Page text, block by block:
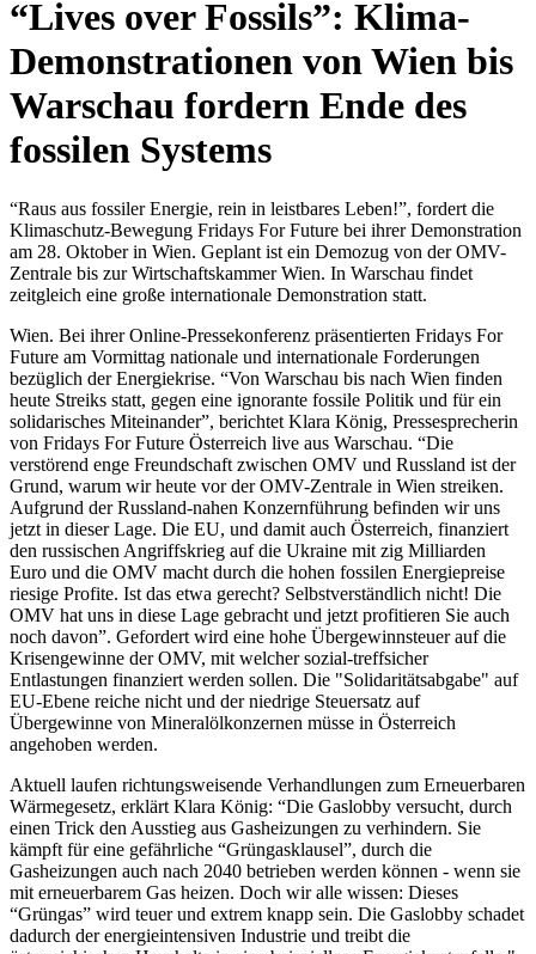
“Lives over Fossils”: Klima-
Demonstrationen von Wien bis
Warschau fordern Ende des
fossilen Systems
“Raus aus fossiler Energie, rein in leistbares Leben!”, fordert die
Klimaschutz-Bewegung Fridays For Future bei ihrer Demonstration
am 28. Oktober in Wien. Geplant ist ein Demozug von der OMV-
Zentrale bis zur Wirtschaftskammer Wien. In Warschau findet
zeitgleich eine große internationale Demonstration statt.
Wien. Bei ihrer Online-Pressekonferenz präsentierten Fridays For
Future am Vormittag nationale und internationale Forderungen
bezüglich der Energiekrise. “Von Warschau bis nach Wien finden
heute Streiks statt, gegen eine ignorante fossile Politik und für ein
solidarisches Miteinander”, berichtet Klara König, Pressesprecherin
von Fridays For Future Österreich live aus Warschau. “Die
verstörend enge Freundschaft zwischen OMV und Russland ist der
Grund, warum wir heute vor der OMV-Zentrale in Wien streiken.
Aufgrund der Russland-nahen Konzernführung befinden wir uns
jetzt in dieser Lage. Die EU, und damit auch Österreich, finanziert
den russischen Angriffskrieg auf die Ukraine mit zig Milliarden
Euro und die OMV macht durch die hohen fossilen Energiepreise
riesige Profite. Ist das etwa gerecht? Selbstverständlich nicht! Die
OMV hat uns in diese Lage gebracht und jetzt profitieren Sie auch
noch davon”. Gefordert wird eine hohe Übergewinnsteuer auf die
Krisengewinne der OMV, mit welcher sozial-treffsicher
Entlastungen finanziert werden sollen. Die "Solidaritätsabgabe" auf
EU-Ebene reiche nicht und der niedrige Steuersatz auf
Übergewinne von Mineralölkonzernen müsse in Österreich
angehoben werden.
Aktuell laufen richtungsweisende Verhandlungen zum Erneuerbaren
Wärmegesetz, erklärt Klara König: “Die Gaslobby versucht, durch
einen Trick den Ausstieg aus Gasheizungen zu verhindern. Sie
kämpft für eine gefährliche “Grüngasklausel”, durch die
Gasheizungen auch nach 2040 betrieben werden können - wenn sie
mit erneuerbarem Gas heizen. Doch wir alle wissen: Dieses
“Grüngas” wird teuer und extrem knapp sein. Die Gaslobby schadet
dadurch der energieintensiven Industrie und treibt die